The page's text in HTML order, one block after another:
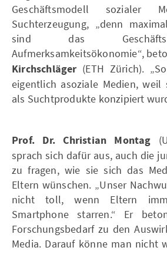
Geschäftsmodell sozialer
Suchterzeugung, „denn
sind das
Aufmerksamkeitsökonomie“,
Kirchschläger (ETH Zürich).
eigentlich asoziale Medien, weil
als Suchtprodukte konzipiert
Prof. Dr. Christian Montag
sprach sich dafür aus, auch die
zu fragen, wie sie sich das
Eltern wünschen. „Unser
nicht toll, wenn Eltern
Smartphone starren.“ Er
Forschungsbedarf zu den
Media. Darauf könne man nicht